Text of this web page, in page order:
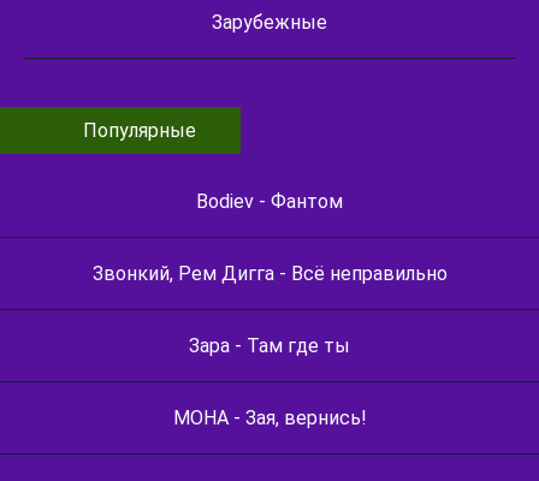
Зарубежные
Популярные
Bodiev - Фантом
Звонкий, Рем Дигга - Всё неправильно
Зара - Там где ты
МОНА - Зая, вернись!